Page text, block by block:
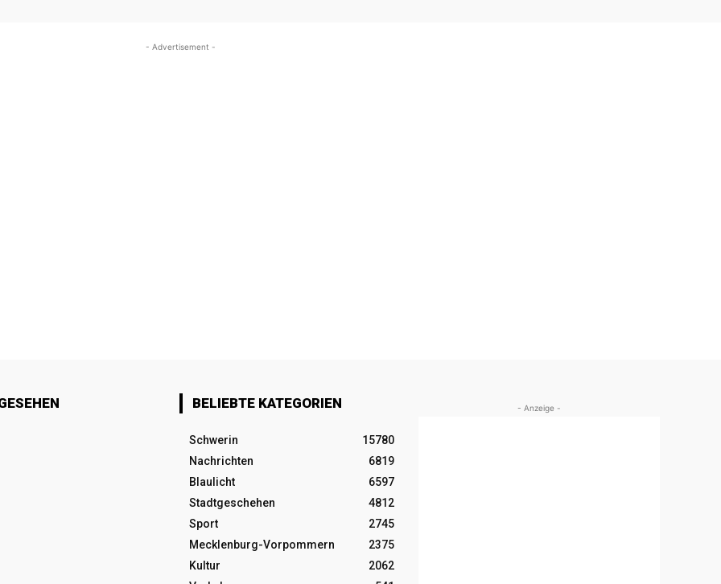
- Advertisement -
BELIEBTE KATEGORIEN
Schwerin
15780
Nachrichten
6819
Blaulicht
6597
Stadtgeschehen
4812
Sport
2745
Mecklenburg-Vorpommern
2375
Kultur
2062
- Anzeige -